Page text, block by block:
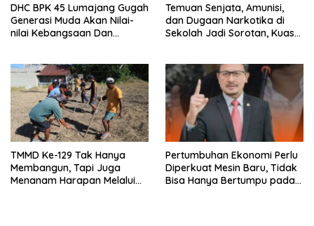
DHC BPK 45 Lumajang Gugah
Generasi Muda Akan Nilai-
nilai Kebangsaan Dan
Temuan Senjata, Amunisi,
dan Dugaan Narkotika di
Sekolah Jadi Sorotan, Kuasa
TMMD Ke-129 Tak Hanya
Membangun, Tapi Juga
Menanam Harapan Melalui
Pertumbuhan Ekonomi Perlu
Diperkuat Mesin Baru, Tidak
Bisa Hanya Bertumpu pada